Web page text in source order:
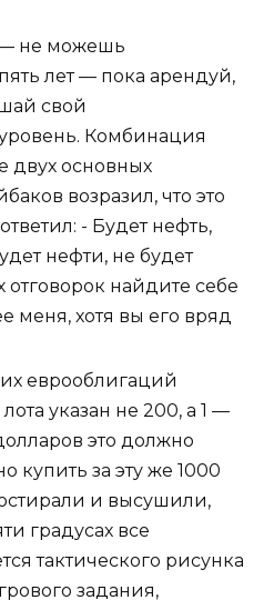
— не можешь
лет — пока арендуй,
свой
Комбинация
двух основных
возразил, что это
- Будет нефть,
нефти, не будет
отговорок найдите себе
меня, хотя вы его вряд
еврооблигаций
указан не 200, а 1 —
это должно
купить за эту же 1000
и высушили,
градусах все
тактического рисунка
задания,